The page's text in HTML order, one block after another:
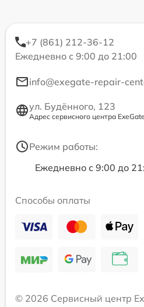
+7 (861) 212-36-12
Ежедневно с 9:00 до 21:00
info@exegate-repair-
ул. Будённого, 123
Адрес сервисного центра ExeGate
Режим работы:
Ежедневно с 9:00 до
Способы оплаты
© 2026 Сервисный центр